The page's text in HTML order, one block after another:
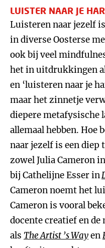
LUISTER NAAR JE
Luisteren naar jezelf
in diverse Oosterse
ook bij veel
het in uitdrukkingen
en ‘luisteren naar je
maar het zinnetje
diepere metafysische
allemaal hebben. Hoe
naar jezelf is een diep
zowel Julia Cameron in
bij Cathelijne Esser in
Cameron noemt het
Cameron is vooral
docente creatief en de
als The Artist ’s Wayen